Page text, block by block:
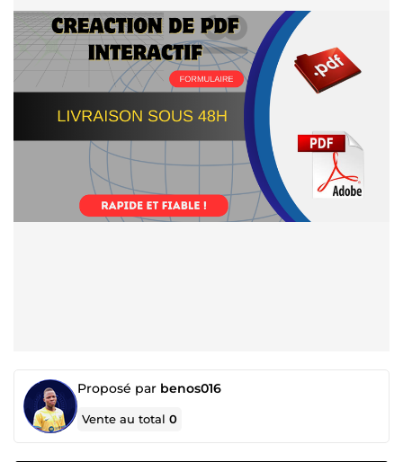
Proposé par benos016
Vente au total0